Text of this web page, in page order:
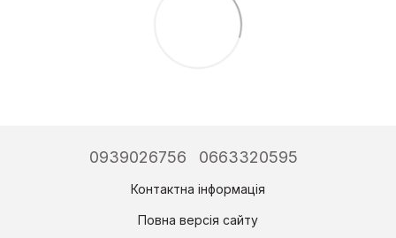
0939026756 0663320595
Контактна інформація
Повна версія сайту